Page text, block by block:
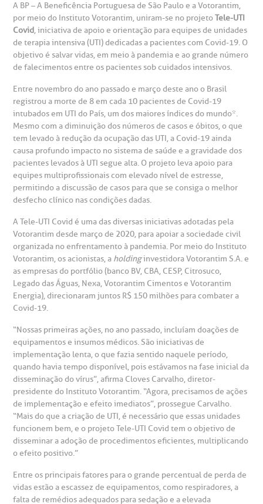
de consultas e exames
de exames
de Exames
SAC
atendimento e dos serviços prestados.
A Ouvidoria e SAC são canais para você, cliente da BP, tirar
suas dúvidas, registrar suas reclamações ou fazer elogios
relacionados ao nosso atendimento e aos nossos serviços.
Horário de atendimento: 2ª a 6ª feira das 7h às 18h
(11)3505-1000
ouvidoria@bp.org.br
Fale Conosco
Hospital BP
Saiba mais
Endereço:
Rua Maestro Cardim, 769
CEP: 01323-001 | Bela Vista
São Paulo - SP
Saiba mais
Endereço:
R. Martiniano de Carvalho, 965
CEP: 01323-001 | Bela Vista
e Pesquisa
de conduta
Financeiras
corporativa
social
a BP
Conosco
de Benchmarking
Telemedicina BP
Teleinterconsulta
Centro de Doenças Autoimunes
de Infarto SUS
de Visita
de cópia de prontuário médico
de orçamento particular
de veracidade de atestado
atendimento
Cirurgia
frequentes
de Oncologia e Hematologia
de Excelência em Neurologia e
de Excelência em Ortopedia
especialidades
A BP – A Beneficência Portuguesa de São Paulo e a Votorantim,
por meio do Instituto Votorantim, uniram-se no projetoTele-UTI
Covid, iniciativa de apoio e orientação para equipes de unidades
de terapia intensiva (UTI) dedicadas a pacientes com Covid-19. O
objetivo é salvar vidas, em meio à pandemia e ao grande número
de falecimentos entre os pacientes sob cuidados intensivos.
Entre novembro do ano passado e março deste ano o Brasil
registrou a morte de 8 em cada 10 pacientes de Covid-19
intubados em UTI do País, um dos maiores índices do mundo*.
Mesmo com a diminuição dos números de casos e óbitos, o que
tem levado à redução da ocupação das UTI, a Covid-19 ainda
causa profundo impacto no sistema de saúde e a gravidade dos
pacientes levados à UTI segue alta. O projeto leva apoio para
equipes multiprofissionais com elevado nível de estresse,
permitindo a discussão de casos para que se consiga o melhor
desfecho clínico nas condições dadas.
A Tele-UTI Covid é uma das diversas iniciativas adotadas pela
Votorantim desde março de 2020, para apoiar a sociedade civil
organizada no enfrentamento à pandemia. Por meio do Instituto
Votorantim, os acionistas, a holdinginvestidora Votorantim S.A. e
as empresas do portfólio (banco BV, CBA, CESP, Citrosuco,
Legado das Águas, Nexa, Votorantim Cimentos e Votorantim
Energia), direcionaram juntos R$ 150 milhões para combater a
Covid-19.
“Nossas primeiras ações, no ano passado, incluíam doações de
equipamentos e insumos médicos. São iniciativas de
implementação lenta, o que fazia sentido naquele período,
quando havia tempo disponível, pois estávamos na fase inicial da
disseminação do vírus”, afirma Cloves Carvalho, diretor-
presidente do Instituto Votorantim. “Agora, precisamos de ações
de implementação e efeito imediatos”, prossegue Carvalho.
“Mais do que a criação de UTI, é necessário que essas unidades
funcionem bem, e o projeto Tele-UTI Covid tem o objetivo de
disseminar a adoção de procedimentos eficientes, multiplicando
o efeito positivo.”
Entre os principais fatores para o grande percentual de perda de
vidas estão a escassez de equipamentos, como respiradores, a
falta de remédios adequados para sedação e a elevada